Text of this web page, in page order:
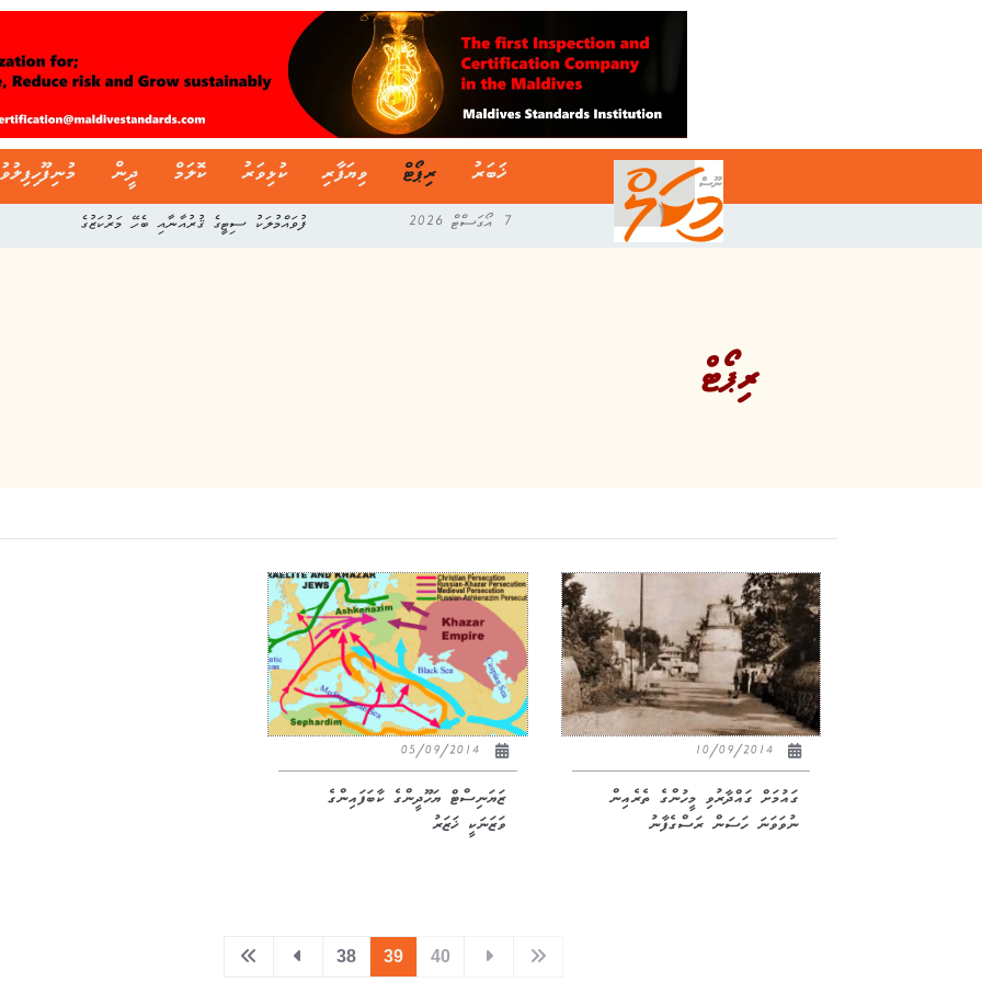
ޚަބަރު ރިޕޯޓް ވިޔަފާރި ކުޅިވަރު ކޮލަމް ދީން
7 އޯގަސްޓް 2026 ފުވައްމުލަކު ސިޓީގެ ޤުރުއާނާއި ބެހޭ މަރުކަޒުގެ
ރިޕޯޓް
10/09/2014
ގައުމަށް ގައްދާރުވި މީހުންގެ ތެރެއިން
ނުވަވަނަ ހަސަން ރަސްގެފާނު
ޒަޔަނިސްޓް ޔަހޫދީންގެ ކާބަފައިންގެ
ވަޒަނަކީ ޚަޒަރު
38 39 40